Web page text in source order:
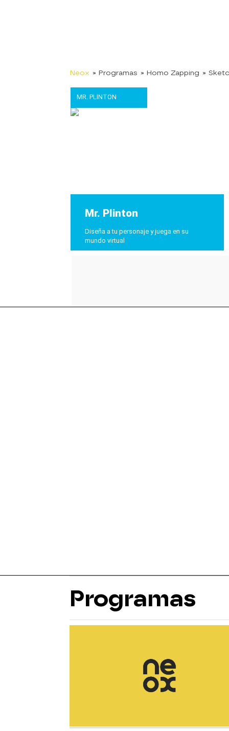
Neox » Programas » Homo Zapping »
MR. PLINTON
Mr. Plinton
Diseña a tu personaje y juega en su
mundo virtual
Programas